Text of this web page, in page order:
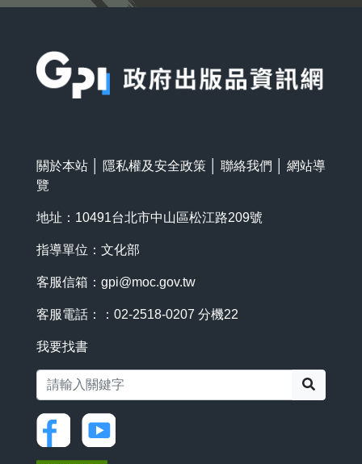
關於本站 隱私權及安全政策 聯絡我們
網站導
覽
地址：10491台北市中山區松江路209號
指導單位：文化部
客服信箱： gpi@moc.gov.tw
客服電話：：02-2518-0207 分機22
我要找書